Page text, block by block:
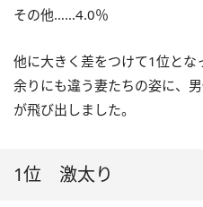
その他……4.0％
他に大きく差をつけて1位とな
余りにも違う妻たちの姿に、
が飛び出しました。
1位 激太り